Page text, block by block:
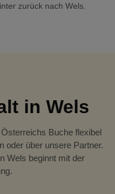
zurück nach Wels.
in Wels
Buche flexibel
oder über unsere Partner.
Wels beginnt mit der